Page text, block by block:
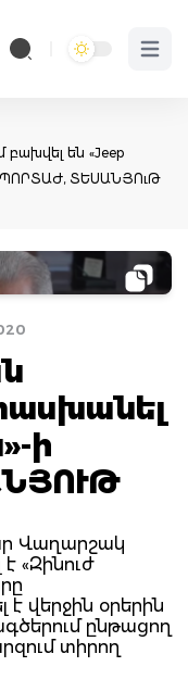
Open
բախվել են «Jeep
ՏԵՍԱՆՅՈւԹ
ի
Վաղարշակ
«Զինուժ
վերջին օրերին
ընթացող
տիրող